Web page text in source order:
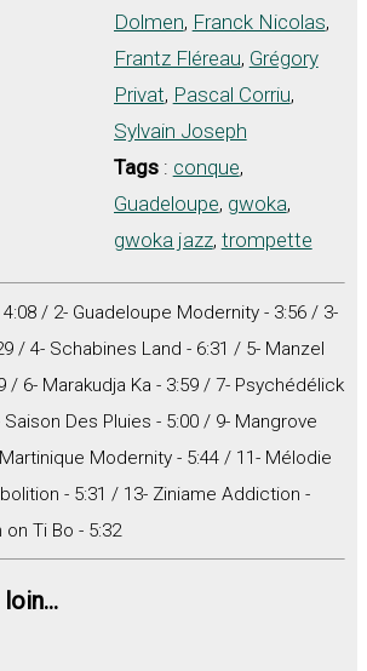
Dolmen, Franck Nicolas,
Frantz Fléreau, Grégory
Privat, Pascal Corriu,
Sylvain Joseph
Tags: conque,
Guadeloupe, gwoka,
gwoka jazz, trompette
4:08 / 2- Guadeloupe Modernity - 3:56 / 3-
/ 4- Schabines Land - 6:31 / 5- Manzel
/ 6- Marakudja Ka - 3:59 / 7- Psychédélick
Des Pluies - 5:00 / 9- Mangrove
Modernity - 5:44 / 11- Mélodie
- 5:31 / 13- Ziniame Addiction -
Ti Bo - 5:32